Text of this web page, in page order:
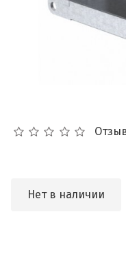
Нет в наличии